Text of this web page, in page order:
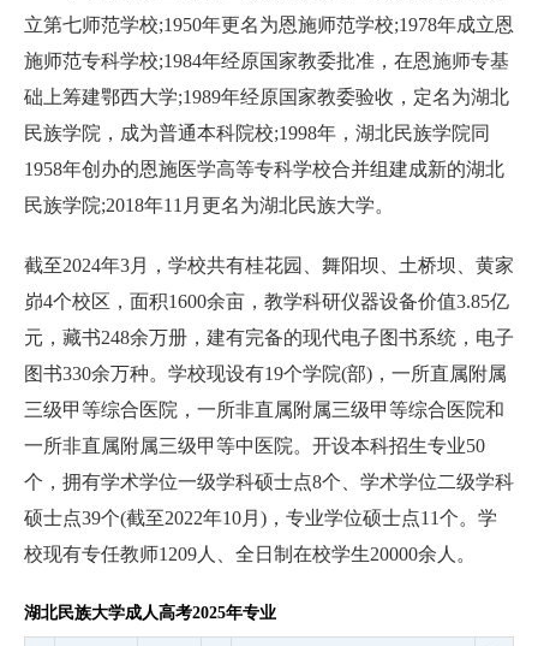
立第七师范学校;1950年更名为恩施师范学校;1978年成立恩
施师范专科学校;1984年经原国家教委批准，在恩施师专基
础上筹建鄂西大学;1989年经原国家教委验收，定名为湖北
民族学院，成为普通本科院校;1998年，湖北民族学院同
1958年创办的恩施医学高等专科学校合并组建成新的湖北
民族学院;2018年11月更名为湖北民族大学。
截至2024年3月，学校共有桂花园、舞阳坝、土桥坝、黄家
峁4个校区，面积1600余亩，教学科研仪器设备价值3.85亿
元，藏书248余万册，建有完备的现代电子图书系统，电子
图书330余万种。学校现设有19个学院(部)，一所直属附属
三级甲等综合医院，一所非直属附属三级甲等综合医院和
一所非直属附属三级甲等中医院。开设本科招生专业50
个，拥有学术学位一级学科硕士点8个、学术学位二级学科
硕士点39个(截至2022年10月)，专业学位硕士点11个。学
校现有专任教师1209人、全日制在校学生20000余人。
湖北民族大学成人高考2025年专业